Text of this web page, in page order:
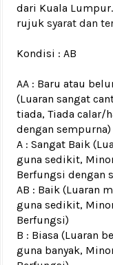
dari Kuala
rujuk syarat dan
Kondisi : AB
AA : Baru atau
(Luaran sangat
tiada, Tiada calar/
dengan sempurna)
A : Sangat Baik
guna sedikit,
Berfungsi dengan
AB : Baik (Luaran
guna sedikit,
Berfungsi)
B : Biasa (Luaran
guna banyak,